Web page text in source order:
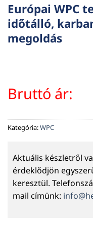
Európai WPC
időtálló,
megoldás
Bruttó ár:
Kategória:WPC
Aktuális készletről
érdeklődjön
keresztül.
mail címünk: